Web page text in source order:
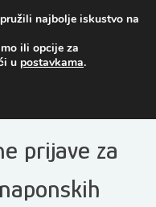
prijave za
najbolje iskustvo na
ili opcije za
u postavkama.